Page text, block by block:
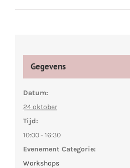
Gegevens
Datum:
24 oktober
Tijd:
10:00 - 16:30
Evenement Categorie:
Workshops